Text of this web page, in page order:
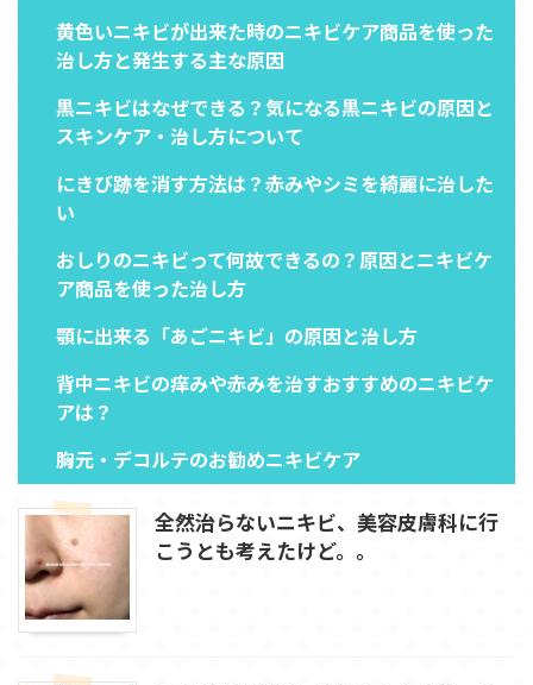
黄色いニキビが出来た時のニキビケア商品を使った
治し方と発生する主な原因
黒ニキビはなぜできる？気になる黒ニキビの原因と
スキンケア・治し方について
にきび跡を消す方法は？赤みやシミを綺麗に治した
い
おしりのニキビって何故できるの？原因とニキビケ
ア商品を使った治し方
顎に出来る「あごニキビ」の原因と治し方
背中ニキビの痒みや赤みを治すおすすめのニキビケ
アは？
胸元・デコルテのお勧めニキビケア
全然治らないニキビ、美容皮膚科に行
こうとも考えたけど。。